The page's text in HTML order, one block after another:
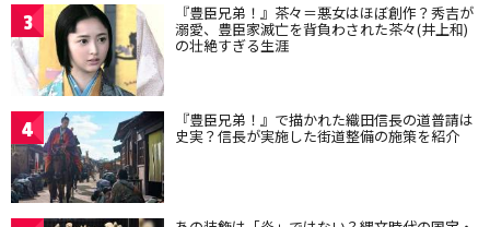
3 『豊臣兄弟！』茶々＝悪女はほぼ創作？秀吉が
溺愛、豊臣家滅亡を背負わされた茶々(井上和)
の壮絶すぎる生涯
4 『豊臣兄弟！』で描かれた織田信長の道普請は
史実？信長が実施した街道整備の施策を紹介